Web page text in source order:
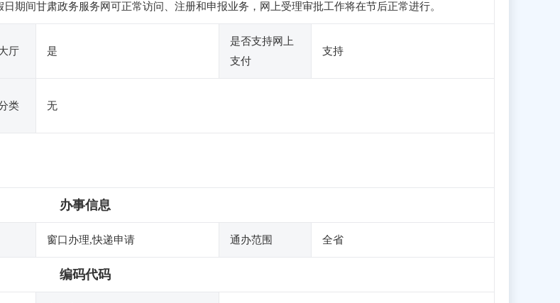
期间甘肃政务服务网可正常访问、注册和申报业务，网上受理审批工作将在节后正常进行。
厅 是
是否支持网上
支付
支持
类 无
办事信息
窗口办理,快递申请 通办范围 全省
编码代码